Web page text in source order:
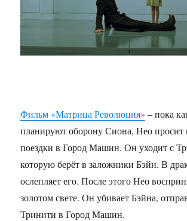
Фильм «Матрица Революция» – пока
планируют оборону Сиона, Нео просит
поездки в Город Машин. Он уходит с
которую берёт в заложники Бэйн. В
ослепляет его. После этого Нео
золотом свете. Он убивает Бэйна,
Тринити в Город Машин.